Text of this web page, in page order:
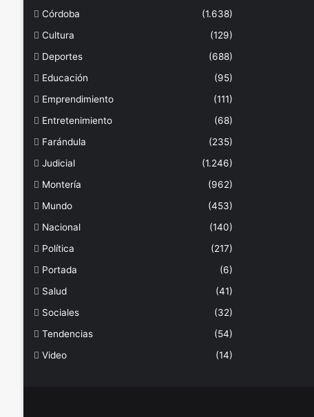
Córdoba
(1.638)
Cultura
(129)
Deportes
(688)
Educación
(95)
Emprendimiento
(111)
Entretenimiento
(68)
Farándula
(235)
Judicial
(1.246)
Montería
(962)
Mundo
(453)
Nacional
(140)
Política
(217)
Portada
(6)
Salud
(41)
Sociales
(32)
Tendencias
(54)
Video
(14)